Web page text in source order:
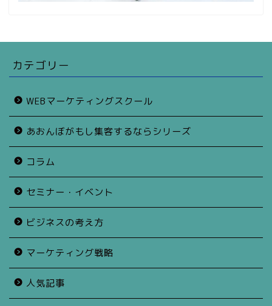
カテゴリー
WEBマーケティングスクール
あおんぼがもし集客するならシリーズ
コラム
セミナー・イベント
ビジネスの考え方
マーケティング戦略
人気記事